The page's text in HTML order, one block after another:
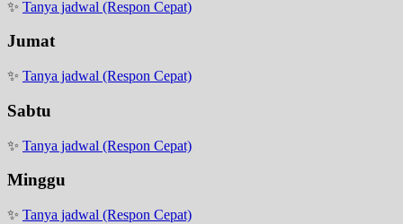
✨ Tanya jadwal (Respon Cepat)
Jumat
✨ Tanya jadwal (Respon Cepat)
Sabtu
✨ Tanya jadwal (Respon Cepat)
Minggu
✨ Tanya jadwal (Respon Cepat)